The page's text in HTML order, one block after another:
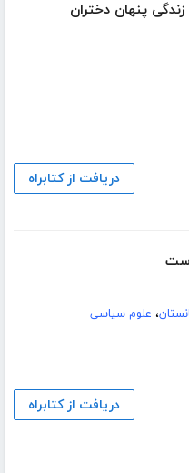
پنهان دختران
دریافت از کتابراه
، علوم سیاسی
دریافت از کتابراه